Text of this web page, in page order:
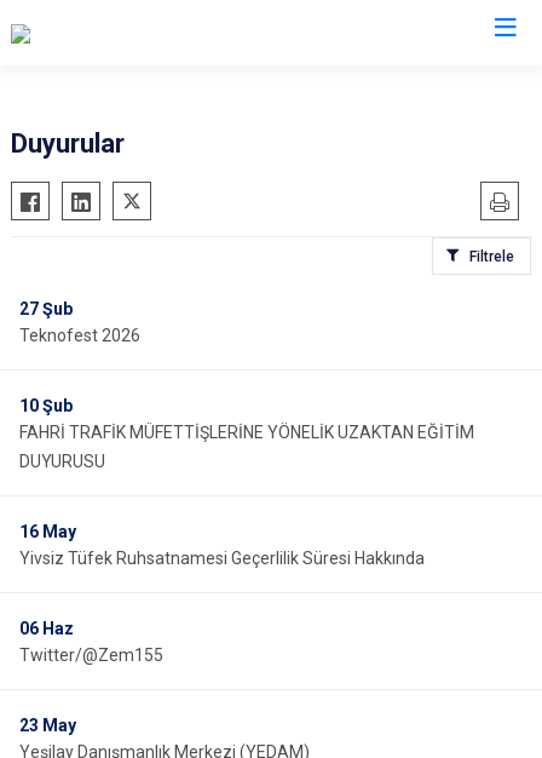
Duyurular
Filtrele
27Şub
Teknofest 2026
10Şub
FAHRİ TRAFİK MÜFETTİŞLERİNE YÖNELİK UZAKTAN EĞİTİM
DUYURUSU
16 May
Yivsiz Tüfek Ruhsatnamesi Geçerlilik Süresi Hakkında
06 Haz
Twitter/@Zem155
23 May
Yeşilay Danışmanlık Merkezi (YEDAM)